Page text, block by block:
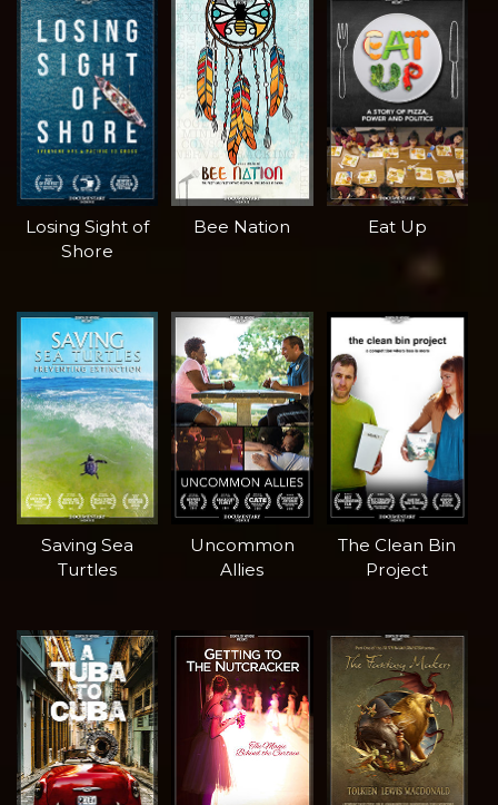
Losing Sight of
Shore
Bee Nation Eat Up
Saving Sea
Turtles
Uncommon
Allies
The Clean Bin
Project